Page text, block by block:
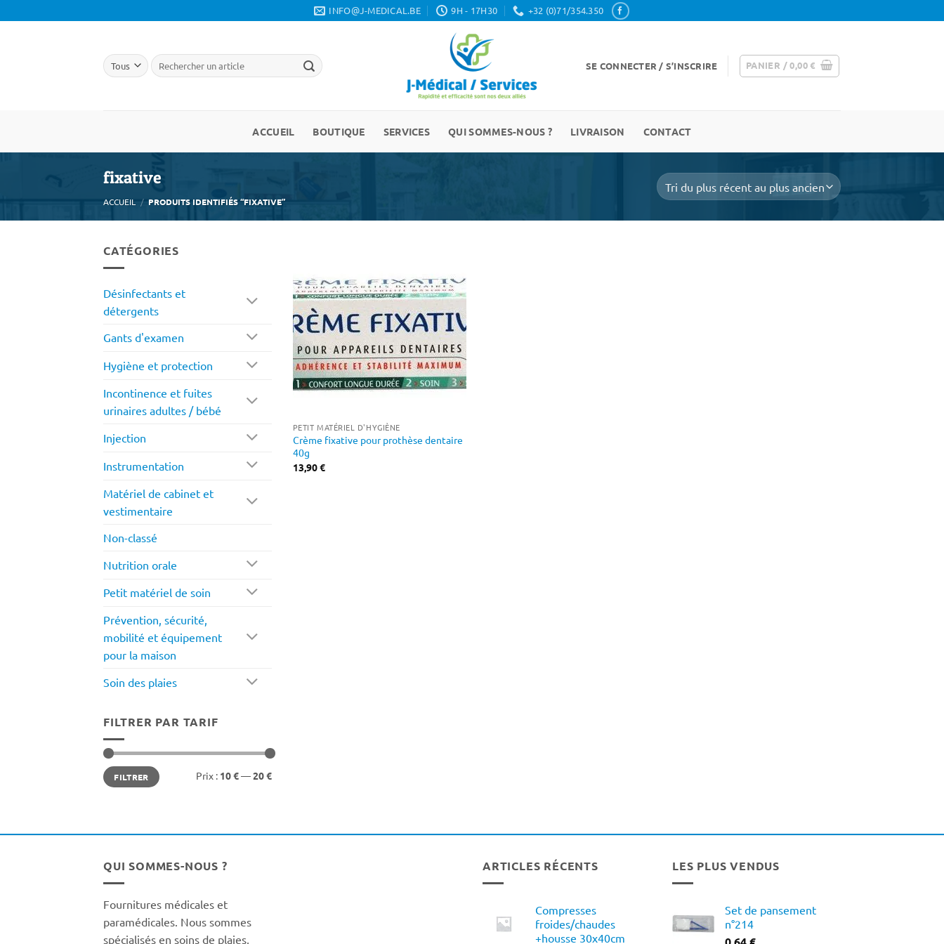
au
INFO@J-MEDICAL.BE 9H - 17H30 +32 (0)71/354.350
SE CONNECTER / S’INSCRIRE PANIER /0,00€
ACCUEIL BOUTIQUE SERVICES QUI SOMMES-NOUS ? LIVRAISON CONTACT
fixative
ACCUEIL / PRODUITS IDENTIFIÉS “FIXATIVE”
CATÉGORIES
Désinfectants et
détergents
Gants d'examen
Hygiène et protection
Incontinence et fuites
urinaires adultes / bébé
Injection
Instrumentation
Matériel de cabinet et
vestimentaire
Non-classé
Nutrition orale
Petit matériel de soin
Prévention, sécurité,
mobilité et équipement
pour la maison
Soin des plaies
FILTRER PAR TARIF
Prix
min
Prix
maxFILTRER Prix : 10 €—20 €
PETIT MATÉRIEL D'HYGIÈNE
Crème fixative pour prothèse dentaire
40g
13,90€
QUI SOMMES-NOUS ?
Fournitures médicales et
paramédicales. Nous sommes
spécialisés en soins de plaies,
ARTICLES RÉCENTS
Compresses
froides/chaudes
+housse 30x40cm
LES PLUS VENDUS
Set de pansement
n°214